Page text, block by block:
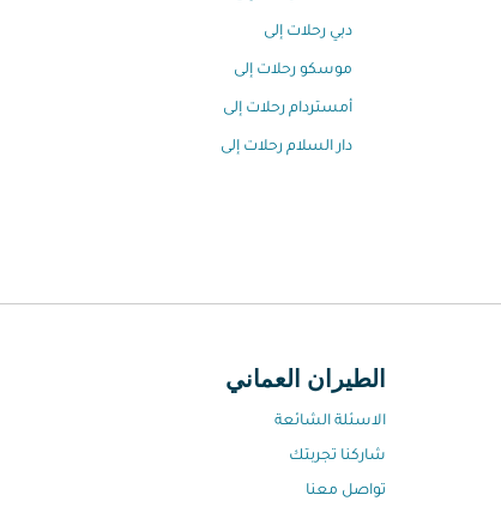
دبي رحلات إلى
موسكو رحلات إلى
أمستردام رحلات إلى
دار السلام رحلات إلى
الطيران العماني
الاسئلة الشائعة
شاركنا تجربتك
تواصل معنا